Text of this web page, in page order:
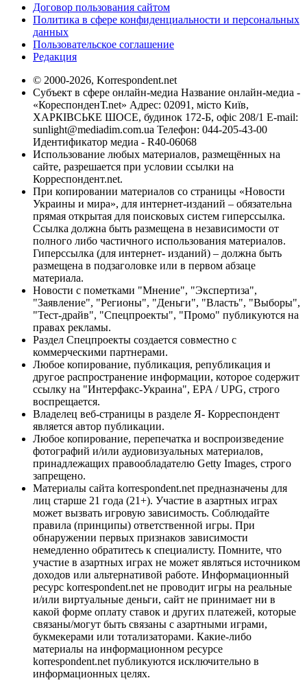
Договор пользования сайтом
Политика в сфере конфиденциальности и персональных
данных
Пользовательское соглашение
Редакция
© 2000-2026, Korrespondent.net
Субъект в сфере онлайн-медиа Название онлайн-медиа -
«КореспонденТ.net» Адрес: 02091, місто Київ,
ХАРКІВСЬКЕ ШОСЕ, будинок 172-Б, офіс 208/1 E-mail:
sunlight@mediadim.com.ua Телефон: 044-205-43-00
Идентификатор медиа - R40-06068
Использование любых материалов, размещённых на
сайте, разрешается при условии ссылки на
Корреспондент.net.
При копировании материалов со страницы «Новости
Украины и мира», для интернет-изданий – обязательна
прямая открытая для поисковых систем гиперссылка.
Ссылка должна быть размещена в независимости от
полного либо частичного использования материалов.
Гиперссылка (для интернет- изданий) – должна быть
размещена в подзаголовке или в первом абзаце
материала.
Новости с пометками "Мнение", "Экспертиза",
"Заявление", "Регионы", "Деньги", "Власть", "Выборы",
"Тест-драйв", "Спецпроекты", "Промо" публикуются на
правах рекламы.
Раздел Спецпроекты создается совместно с
коммерческими партнерами.
Любое копирование, публикация, републикация и
другое распространение информации, которое содержит
ссылку на "Интерфакс-Украина", EPA / UPG, строго
воспрещается.
Владелец веб-страницы в разделе Я- Корреспондент
является автор публикации.
Любое копирование, перепечатка и воспроизведение
фотографий и/или аудиовизуальных материалов,
принадлежащих правообладателю Getty Images, строго
запрещено.
Материалы сайта korrespondent.net предназначены для
лиц старше 21 года (21+). Участие в азартных играх
может вызвать игровую зависимость. Соблюдайте
правила (принципы) ответственной игры. При
обнаружении первых признаков зависимости
немедленно обратитесь к специалисту. Помните, что
участие в азартных играх не может являться источником
доходов или альтернативой работе. Информационный
ресурс korrespondent.net не проводит игры на реальные
и/или виртуальные деньги, сайт не принимает ни в
какой форме оплату ставок и других платежей, которые
связаны/могут быть связаны с азартными играми,
букмекерами или тотализаторами. Какие-либо
материалы на информационном ресурсе
korrespondent.net публикуются исключительно в
информационных целях.